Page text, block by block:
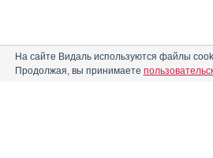
На сайте Видаль используются файлы
Продолжая, вы принимаете